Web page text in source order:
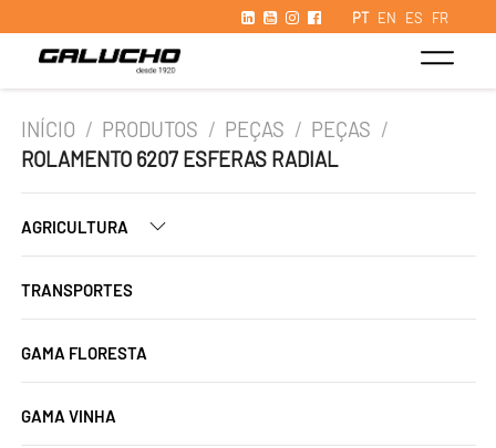
PT EN ES FR
INÍCIO / PRODUTOS / PEÇAS / PEÇAS /
ROLAMENTO 6207 ESFERAS RADIAL
AGRICULTURA
TRANSPORTES
GAMA FLORESTA
GAMA VINHA